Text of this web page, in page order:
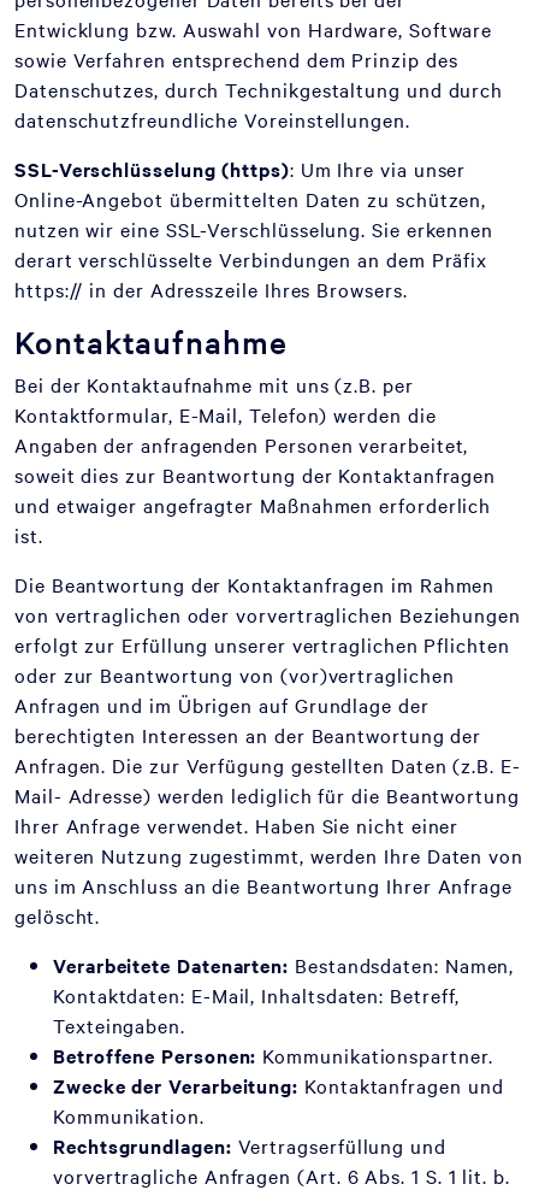
Entwicklung bzw. Auswahl von Hardware, Software
sowie Verfahren entsprechend dem Prinzip des
Datenschutzes, durch Technikgestaltung und durch
datenschutzfreundliche Voreinstellungen.
SSL-Verschlüsselung (https): Um Ihre via unser
Online-Angebot übermittelten Daten zu schützen,
nutzen wir eine SSL-Verschlüsselung. Sie erkennen
derart verschlüsselte Verbindungen an dem Präfix
https:// in der Adresszeile Ihres Browsers.
Kontaktaufnahme
Bei der Kontaktaufnahme mit uns (z.B. per
Kontaktformular, E-Mail, Telefon) werden die
Angaben der anfragenden Personen verarbeitet,
soweit dies zur Beantwortung der Kontaktanfragen
und etwaiger angefragter Maßnahmen erforderlich
ist.
Die Beantwortung der Kontaktanfragen im Rahmen
von vertraglichen oder vorvertraglichen Beziehungen
erfolgt zur Erfüllung unserer vertraglichen Pflichten
oder zur Beantwortung von (vor)vertraglichen
Anfragen und im Übrigen auf Grundlage der
berechtigten Interessen an der Beantwortung der
Anfragen. Die zur Verfügung gestellten Daten (z.B. E-
Mail- Adresse) werden lediglich für die Beantwortung
Ihrer Anfrage verwendet. Haben Sie nicht einer
weiteren Nutzung zugestimmt, werden Ihre Daten von
uns im Anschluss an die Beantwortung Ihrer Anfrage
gelöscht.
Verarbeitete Datenarten: Bestandsdaten: Namen,
Kontaktdaten: E-Mail, Inhaltsdaten: Betreff,
Texteingaben.
Betroffene Personen: Kommunikationspartner.
Zwecke der Verarbeitung: Kontaktanfragen und
Kommunikation.
Rechtsgrundlagen: Vertragserfüllung und
vorvertragliche Anfragen (Art. 6 Abs. 1 S. 1 lit. b.